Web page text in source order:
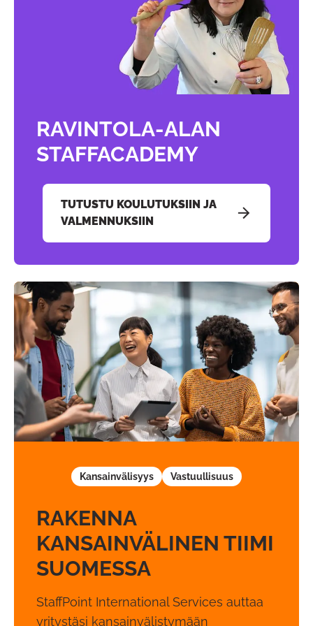
RAVINTOLA-ALAN
STAFFACADEMY
TUTUSTU KOULUTUKSIIN JA
VALMENNUKSIIN
Kansainvälisyys Vastuullisuus
RAKENNA
KANSAINVÄLINEN TIIMI
SUOMESSA
StaffPoint International Services auttaa
yritystäsi kansainvälistymään